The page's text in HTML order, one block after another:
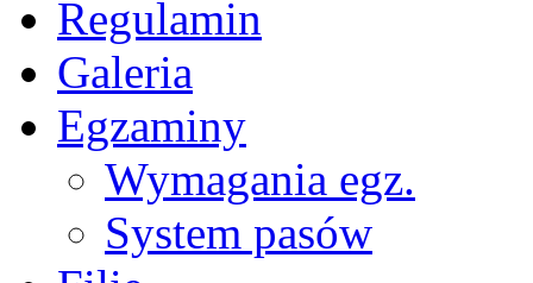
Regulamin
Galeria
Egzaminy
Wymagania egz.
System pasów